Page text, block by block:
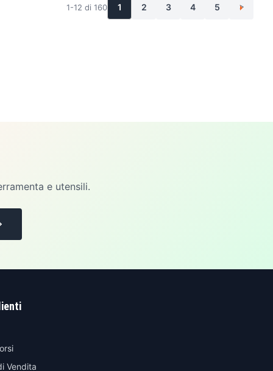
1-12 di 160 1 2 3 4 5 >
e utensili.
Vendita